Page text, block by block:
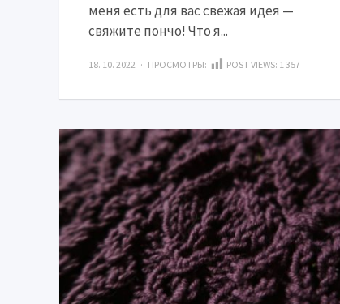
меня есть для вас свежая идея —
свяжите пончо! Что я...
18. 10. 2022 · ПРОСМОТРЫ: POST VIEWS: 1 357